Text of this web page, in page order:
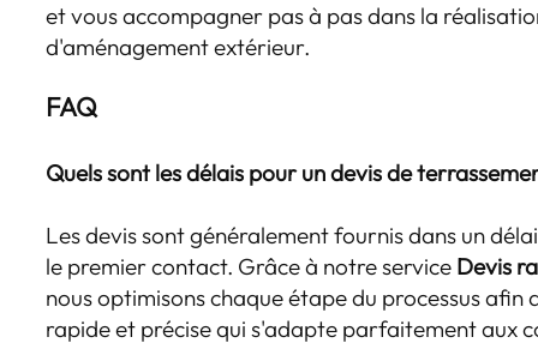
et vous accompagner pas à pas dans la
d'aménagement extérieur.
FAQ
Quels sont les délais pour un devis de
Les devis sont généralement fournis dans un
le premier contact. Grâce à notre service Devis
nous optimisons chaque étape du processus afin
rapide et précise qui s'adapte parfaitement aux